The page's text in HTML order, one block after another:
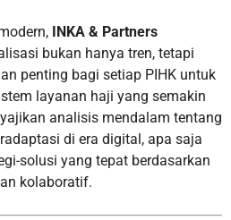
INKA & Partners
bukan hanya tren, tetapi
penting bagi setiap PIHK untuk
layanan haji yang semakin
analisis mendalam tentang
di era digital, apa saja
solusi yang tepat berdasarkan
kolaboratif.